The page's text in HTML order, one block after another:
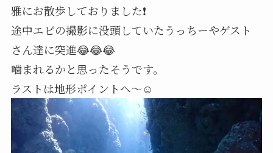
雅にお散歩しておりました❗
途中エビの撮影に没頭していたうっちーやゲスト
さん達に突進😂😂😂
噛まれるかと思ったそうです。
ラストは地形ポイントへ～☺️